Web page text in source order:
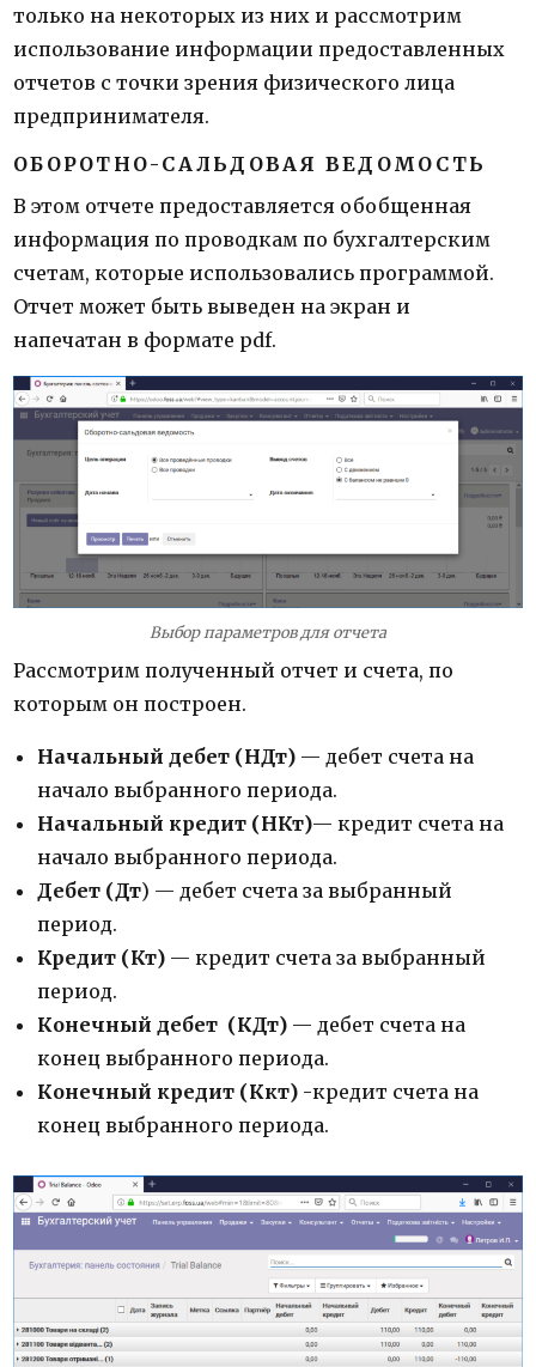
только на некоторых из них и рассмотрим
использование информации предоставленных
отчетов с точки зрения физического лица
предпринимателя.
ОБОРОТНО-САЛЬДОВАЯ ВЕДОМОСТЬ
В этом отчете предоставляется обобщенная
информация по проводкам по бухгалтерским
счетам, которые использовались программой.
Отчет может быть выведен на экран и
напечатан в формате pdf.
Выбор параметров для отчета
Рассмотрим полученный отчет и счета, по
которым он построен.
Начальный дебет (НДт) — дебет счета на
начало выбранного периода.
Начальный кредит (НКт)— кредит счета на
начало выбранного периода.
Дебет (Дт) — дебет счета за выбранный
период.
Кредит (Кт) — кредит счета за выбранный
период.
Конечный дебет (КДт) — дебет счета на
конец выбранного периода.
Конечный кредит (Ккт) -кредит счета на
конец выбранного периода.